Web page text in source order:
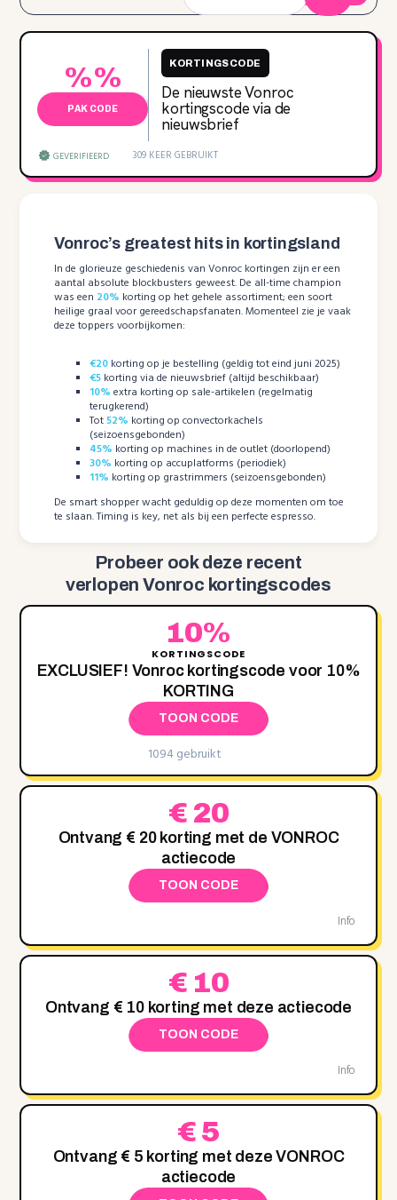
%%
PAK CODE
KORTINGSCODE
De nieuwste Vonroc
kortingscode via de
nieuwsbrief
GEVERIFIEERD 309 KEER GEBRUIKT
Vonroc’s greatest hits in kortingsland
In de glorieuze geschiedenis van Vonroc kortingen zijn er een
aantal absolute blockbusters geweest. De all-time champion
was een 20% korting op het gehele assortiment; een soort
heilige graal voor gereedschapsfanaten. Momenteel zie je vaak
deze toppers voorbijkomen:
€20 korting op je bestelling (geldig tot eind juni 2025)
€5 korting via de nieuwsbrief (altijd beschikbaar)
10% extra korting op sale-artikelen (regelmatig
terugkerend)
Tot52% korting op convectorkachels
(seizoensgebonden)
45% korting op machines in de outlet (doorlopend)
30% korting op accuplatforms (periodiek)
11% korting op grastrimmers (seizoensgebonden)
De smart shopper wacht geduldig op deze momenten om toe
te slaan. Timing is key, net als bij een perfecte espresso.
Probeer ook deze recent
verlopen Vonroc kortingscodes
10%
KORTINGSCODE
EXCLUSIEF! Vonroc kortingscode voor 10%
KORTING
TOON CODE
1094 gebruikt
€ 20
Ontvang € 20 korting met de VONROC
actiecode
TOON CODE
Info
€ 10
Ontvang € 10 korting met deze actiecode
TOON CODE
Info
€ 5
Ontvang € 5 korting met deze VONROC
actiecode